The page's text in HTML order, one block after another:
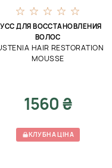
ДЛЯ ВОССТАНОВЛЕНИЯ
ВОЛОС
HAIR RESTORATION
MOUSSE
1560 ₴
КЛУБНА ЦІНА